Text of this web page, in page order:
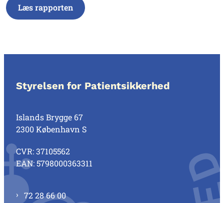
Læs rapporten
Styrelsen for Patientsikkerhed
Islands Brygge 67
2300 København S
CVR: 37105562
EAN: 5798000363311
72 28 66 00